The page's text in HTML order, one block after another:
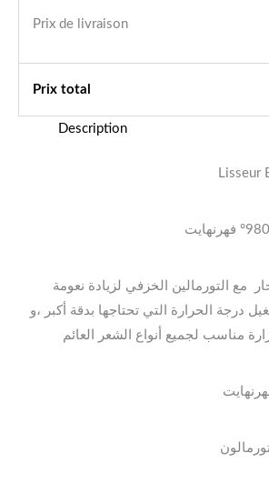
Prix ​​de livraison
Prix ​​total
Description
Lisseur
مع التورمالين الخزفي لزيادة نعومة
درجة الحرارة التي تحتاجها بدقة أكبر ،و